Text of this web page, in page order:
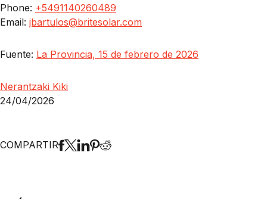
Phone: +5491140260489
Email: jbartulos@britesolar.com
Fuente: La Provincia, 15 de febrero de 2026
Nerantzaki Kiki
24/04/2026
COMPARTIR